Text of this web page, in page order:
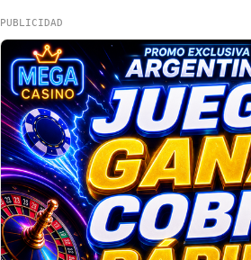
PUBLICIDAD